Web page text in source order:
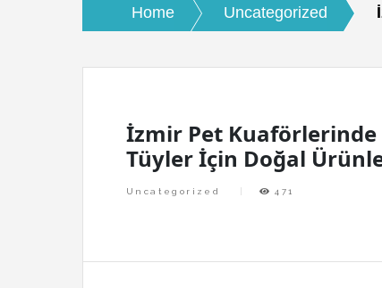
Home Uncategorized
İzmir Pet Kuaförlerinde
Tüyler İçin Doğal
Uncategorized 471